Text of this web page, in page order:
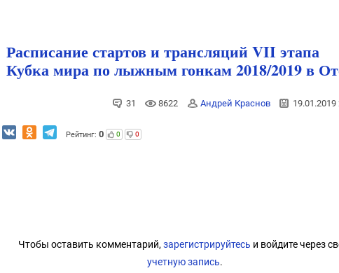
Расписание стартов и трансляций VII этапа
Кубка мира по лыжным гонкам 2018/2019 в
31 8622 Андрей Краснов 19.01.2019
Рейтинг: 0 0 0
Чтобы оставить комментарий, зарегистрируйтесь и войдите через
учетную запись.